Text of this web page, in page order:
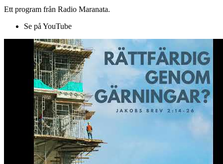
Ett program från Radio Maranata.
Se på YouTube